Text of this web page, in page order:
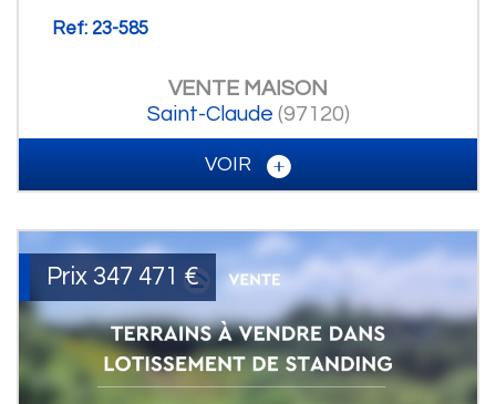
Ref: 23-585
VENTE MAISON
Saint-Claude (97120)
VOIR
Prix 347 471 €